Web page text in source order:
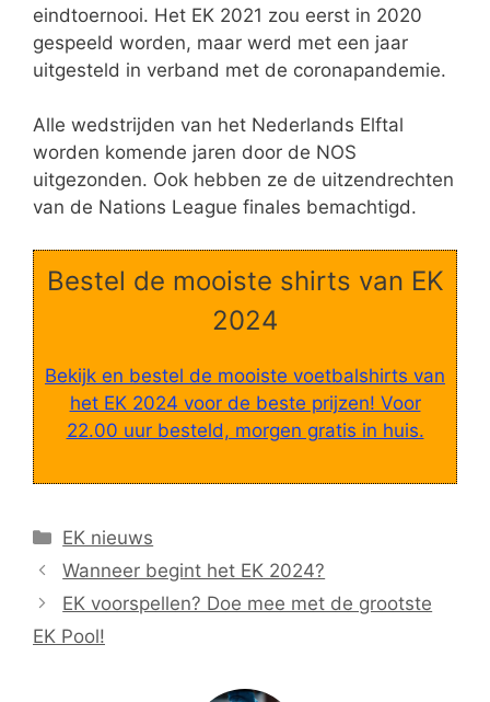
eindtoernooi. Het EK 2021 zou eerst in 2020
gespeeld worden, maar werd met een jaar
uitgesteld in verband met de coronapandemie.
Alle wedstrijden van het Nederlands Elftal
worden komende jaren door de NOS
uitgezonden. Ook hebben ze de uitzendrechten
van de Nations League finales bemachtigd.
Bestel de mooiste shirts van EK
2024
Bekijk en bestel de mooiste voetbalshirts van
het EK 2024 voor de beste prijzen! Voor
22.00 uur besteld, morgen gratis in huis.
Categorieën
EK nieuws
Wanneer begint het EK 2024?
EK voorspellen? Doe mee met de grootste
EK Pool!